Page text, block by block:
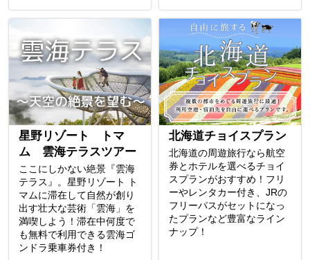
星野リゾート トマ
ム 雲海テラスツアー
ここにしかない絶景『雲海
テラス』。星野リゾート ト
マムに滞在して自然が創り
出す壮大な芸術「雲海」を
満喫しよう！滞在中何度で
も無料で利用できる雲海ゴ
ンドラ乗車券付き！
北海道チョイスプラン
北海道の周遊旅行なら航空
券とホテルを選べるチョイ
スプランがおすすめ！フリ
ーやレンタカー付き、JRの
フリーパスがセットになっ
たプランなど豊富なライン
ナップ！